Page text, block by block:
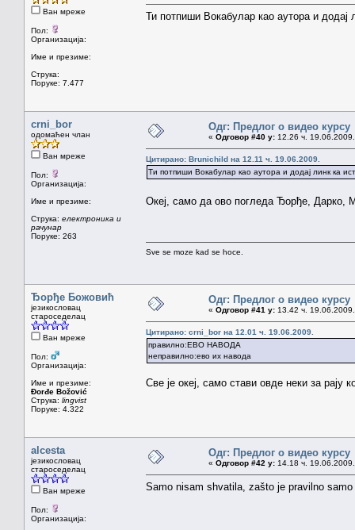
Ван мреже
Пол:
Организација:
Име и презиме:
Струка:
Поруке: 7.477
Ти потпиши Вокабулар као аутора и
crni_bor
одомаћен члан
Ван мреже
Пол:
Организација:
Име и презиме:
Струка: електроника и
рачунар
Поруке: 263
Одг: Предлог о видео курсу
« Одговор #40 у: 12.26 ч.
Цитирано: Brunichild на 12.11 ч. 19.06.2009.
Ти потпиши Вокабулар као аутора и додај линк ка
Океј, само да ово погледа Ђорђе, Дарко,
Sve se moze kad se hoce.
Ђорђе Божовић
језикословац
староседелац
Ван мреже
Пол:
Организација:
Име и презиме:
Đorđe Božović
Струка: lingvist
Поруке: 4.322
Одг: Предлог о видео курсу
« Одговор #41 у: 13.42 ч.
Цитирано: crni_bor на 12.01 ч. 19.06.2009.
правилно:ЕВО НАВОДА
неправилно:ево их навода
Све је океј, само стави овде неки за
alcesta
језикословац
староседелац
Ван мреже
Пол:
Организација:
Одг: Предлог о видео курсу
« Одговор #42 у: 14.18 ч.
Samo nisam shvatila, zašto je pravilno